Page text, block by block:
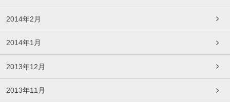
2014年2月
2014年1月
2013年12月
2013年11月